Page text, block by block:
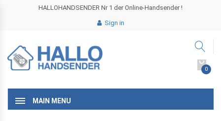
HALLOHANDSENDER Nr 1 der Online-Handsender !
Sign in
0
MAIN MENU